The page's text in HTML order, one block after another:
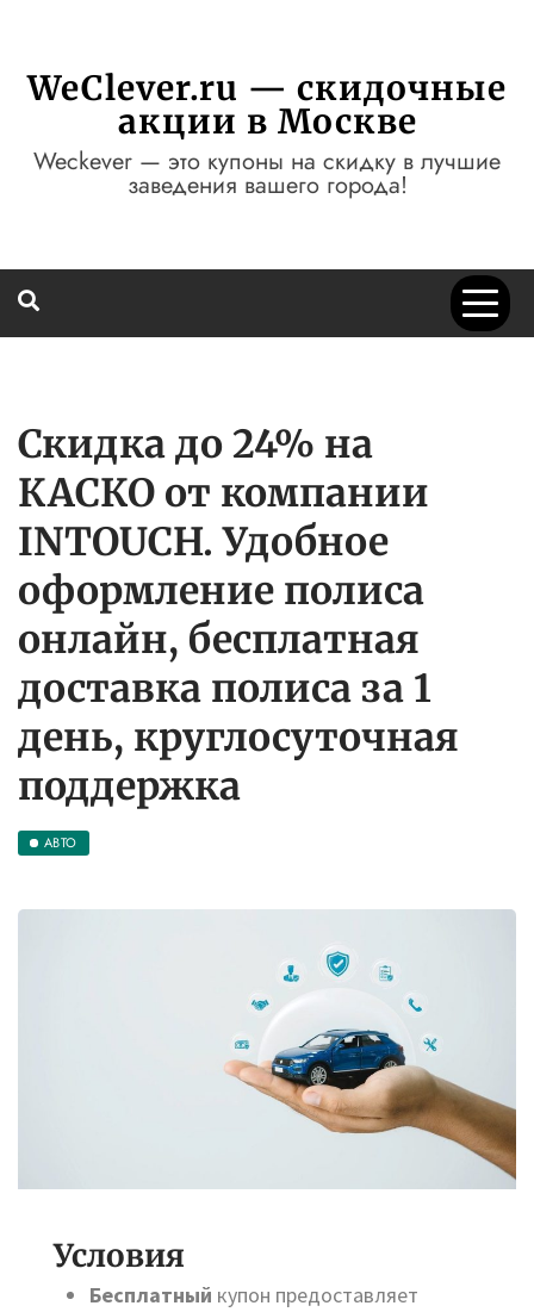
содержимому
WeClever.ru — скидочные
акции в Москве
Weckever — это купоны на скидку в лучшие
заведения вашего города!
Скидка до 24% на
КАСКО от компании
INTOUCH. Удобное
оформление полиса
онлайн, бесплатная
доставка полиса за 1
день, круглосуточная
поддержка
АВТО
Условия
Бесплатный купон предоставляет